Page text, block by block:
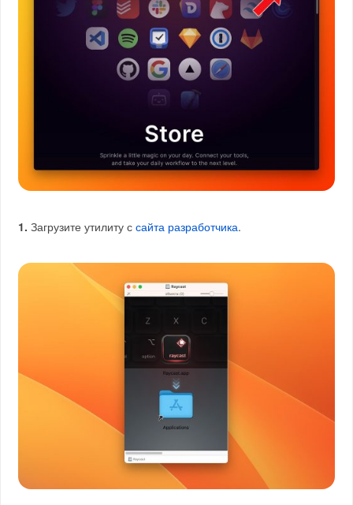
1. Загрузите утилиту ссайта разработчика.